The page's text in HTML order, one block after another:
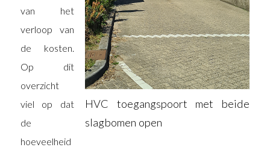
HVC toegangspoort met beide
slagbomen open
van het
verloop van
de kosten.
Op dit
overzicht
viel op dat
de
hoeveelheid